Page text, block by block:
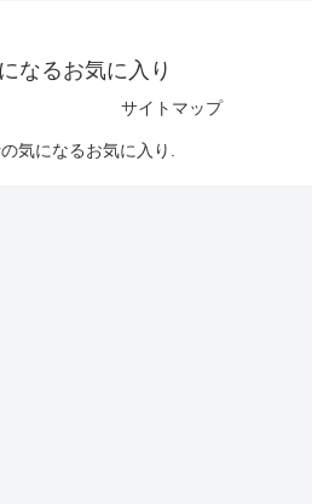
なるお気に入り
サイトマップ
気になるお気に入り.